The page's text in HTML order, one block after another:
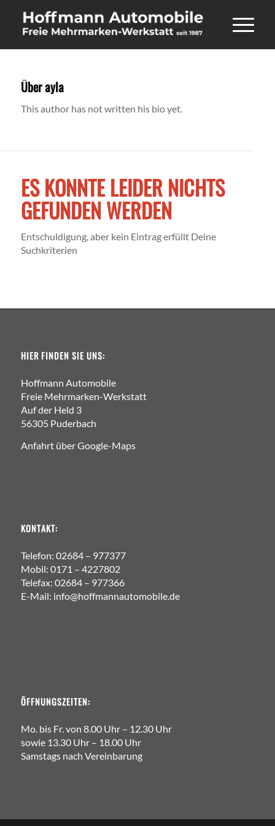
Überayla
This author has not written his bio yet.
ES KONNTE LEIDER NICHTS
GEFUNDEN WERDEN
Entschuldigung, aber kein Eintrag erfüllt Deine
Suchkriterien
HIER FINDEN SIE UNS:
Hoffmann Automobile
Freie Mehrmarken-Werkstatt
Auf der Held 3
56305 Puderbach
Anfahrt über Google-Maps
KONTAKT:
Telefon: 02684 – 977377
Mobil: 0171 – 4227802
Telefax: 02684 – 977366
E-Mail: info@hoffmannautomobile.de
ÖFFNUNGSZEITEN:
Mo. bis Fr. von 8.00 Uhr – 12.30 Uhr
sowie 13.30 Uhr – 18.00 Uhr
Samstags nach Vereinbarung